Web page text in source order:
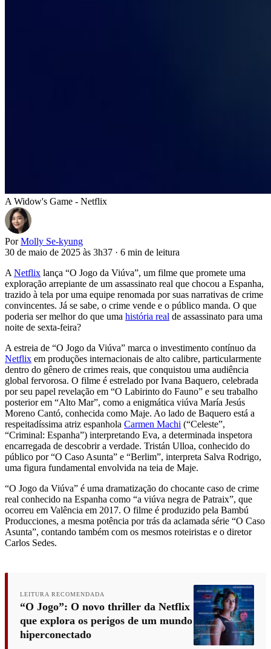
A Widow's Game - Netflix
Por Molly Se-kyung
30 de maio de 2025 às 3h37 · 6 min de leitura
A Netflix lança “O Jogo da Viúva”, um filme que promete uma
exploração arrepiante de um assassinato real que chocou a Espanha,
trazido à tela por uma equipe renomada por suas narrativas de crime
convincentes. Já se sabe, o crime vende e o público manda. O que
poderia ser melhor do que uma história real de assassinato para uma
noite de sexta-feira?
A estreia de “O Jogo da Viúva” marca o investimento contínuo da
Netflix em produções internacionais de alto calibre, particularmente
dentro do gênero de crimes reais, que conquistou uma audiência
global fervorosa. O filme é estrelado por Ivana Baquero, celebrada
por seu papel revelação em “O Labirinto do Fauno” e seu trabalho
posterior em “Alto Mar”, como a enigmática viúva María Jesús
Moreno Cantó, conhecida como Maje. Ao lado de Baquero está a
respeitadíssima atriz espanhola Carmen Machi (“Celeste”,
“Criminal: Espanha”) interpretando Eva, a determinada inspetora
encarregada de descobrir a verdade. Tristán Ulloa, conhecido do
público por “O Caso Asunta” e “Berlim”, interpreta Salva Rodrigo,
uma figura fundamental envolvida na teia de Maje.
“O Jogo da Viúva” é uma dramatização do chocante caso de crime
real conhecido na Espanha como “a viúva negra de Patraix”, que
ocorreu em Valência em 2017. O filme é produzido pela Bambú
Producciones, a mesma potência por trás da aclamada série “O Caso
Asunta”, contando também com os mesmos roteiristas e o diretor
Carlos Sedes.
LEITURA RECOMENDADA
“O Jogo”: O novo thriller da Netflix
que explora os perigos de um mundo
hiperconectado